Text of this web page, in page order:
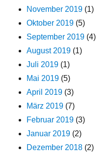
November 2019 (1)
Oktober 2019 (5)
September 2019 (4)
August 2019 (1)
Juli 2019 (1)
Mai 2019 (5)
April 2019 (3)
März 2019 (7)
Februar 2019 (3)
Januar 2019 (2)
Dezember 2018 (2)